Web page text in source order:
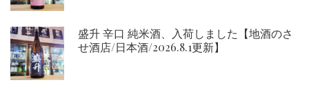
盛升 辛口 純米酒、入荷しました【地酒のさ
せ酒店/日本酒/2026.8.1更新】